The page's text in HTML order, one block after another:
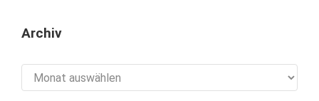
Archiv